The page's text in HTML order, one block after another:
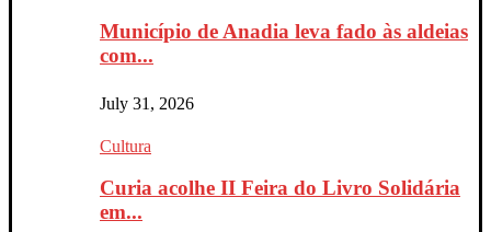
Município de Anadia leva fado às aldeias
com...
July 31, 2026
Cultura
Curia acolhe II Feira do Livro Solidária
em...